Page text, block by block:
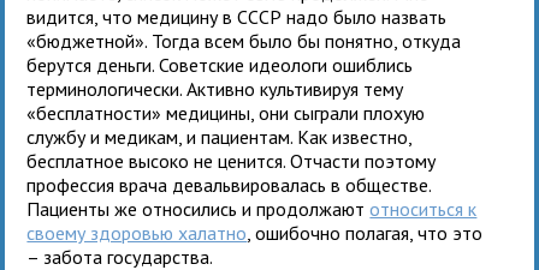
видится, что медицину в СССР надо было назвать
«бюджетной». Тогда всем было бы понятно, откуда
берутся деньги. Советские идеологи ошиблись
терминологически. Активно культивируя тему
«бесплатности» медицины, они сыграли плохую
службу и медикам, и пациентам. Как известно,
бесплатное высоко не ценится. Отчасти поэтому
профессия врача девальвировалась в обществе.
Пациенты же относились и продолжаютотноситься к
своему здоровью халатно , ошибочно полагая, что это
– забота государства.